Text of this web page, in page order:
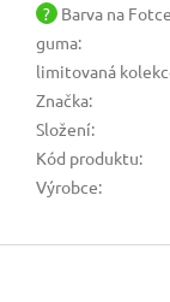
? Barva na Fotce
guma:
limitovaná
Značka:
Složení:
Kód produktu:
Výrobce:
Z